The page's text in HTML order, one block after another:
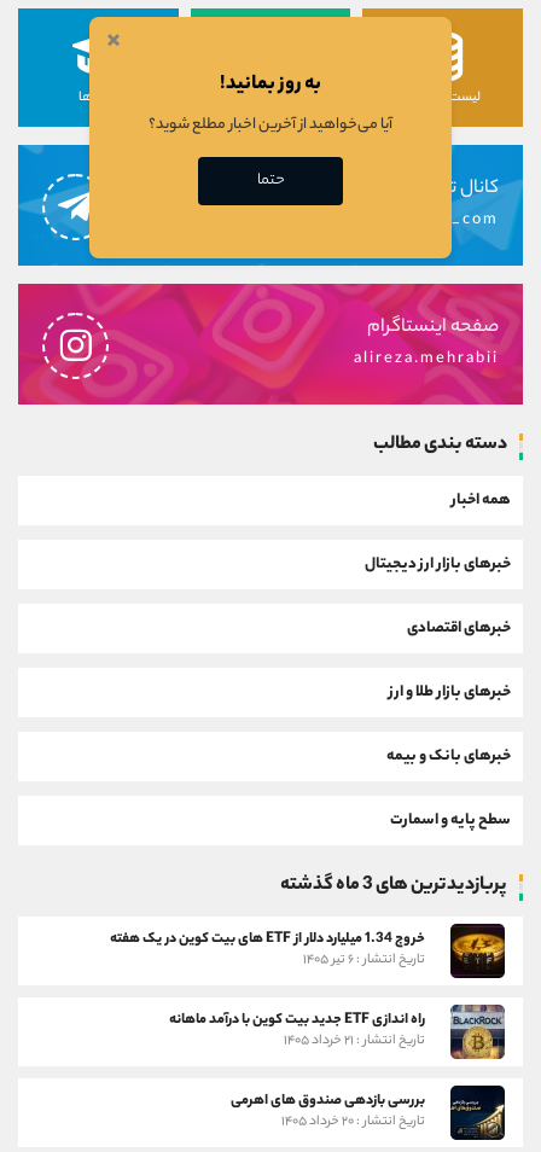
لیست رمزارزها لیست سهام ها دوره ها
کانال تلگرام
alirezamehrabi_com
صفحه اینستاگرام
alireza.mehrabii
دسته بندی مطالب
همه اخبار
خبرهای بازار ارز دیجیتال
خبرهای اقتصادی
خبرهای بازار طلا و ارز
خبرهای بانک و بیمه
سطح پایه و اسمارت
پربازدیدترین های 3 ماه گذشته
خروج 1.34 میلیارد دلار از ETF های بیت کوین در یک هفته
تاریخ انتشار : ۶ تیر ۱۴۰۵
راه اندازی ETF جدید بیت کوین با درآمد ماهانه
تاریخ انتشار : ۲۱ خرداد ۱۴۰۵
بررسی بازدهی صندوق های اهرمی
تاریخ انتشار : ۲۰ خرداد ۱۴۰۵
×
به روز بمانید!
آیا می‌خواهید از آخرین اخبار مطلع شوید؟
حتما